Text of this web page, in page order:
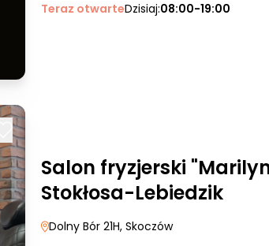
Teraz otwarteDzisiaj:08:00-19:00
Salon fryzjerski
Stokłosa-Lebiedzik
Dolny Bór 21H, Skoczów